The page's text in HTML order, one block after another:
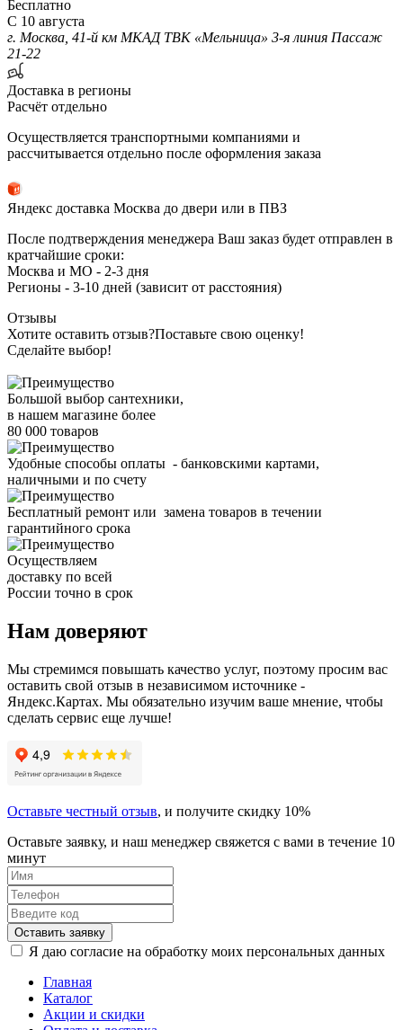
Бесплатно
С 10 августа
г. Москва, 41-й км МКАД ТВК «Мельница» 3-я линия Пассаж
21-22
Доставка в регионы
Расчёт отдельно
Осуществляется транспортными компаниями и
рассчитывается отдельно после оформления заказа
Яндекс доставка Москва до двери или в ПВЗ
После подтверждения менеджера Ваш заказ будет отправлен в
кратчайшие сроки:
Москва и МО - 2-3 дня
Регионы - 3-10 дней (зависит от расстояния)
Отзывы
Хотите оставить отзыв?Поставьте свою оценку!
Сделайте выбор!
Большой выбор сантехники,
в нашем магазине более
80 000 товаров
Удобные способы оплаты - банковскими картами,
наличными и по счету
Бесплатный ремонт или замена товаров в течении
гарантийного срока
Осуществляем
доставку по всей
России точно в срок
Нам доверяют
Мы стремимся повышать качество услуг, поэтому просим вас
оставить свой отзыв в независимом источнике -
Яндекс.Картах. Мы обязательно изучим ваше мнение, чтобы
сделать сервис еще лучше!
Оставьте честный отзыв, и получите скидку 10%
Оставьте заявку, и наш менеджер свяжется с вами в течение 10
минут
Оставить заявку
Я даю согласие на обработку моих персональных данных
Главная
Каталог
Акции и скидки